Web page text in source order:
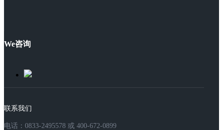
We咨询
联系我们
电话：0833-2495578 或 400-672-0899